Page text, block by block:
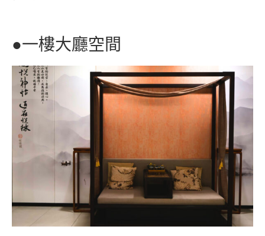
●一樓大廳空間